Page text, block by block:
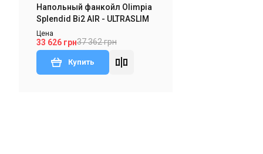
Напольный фанкойл Olimpia
Splendid Bi2 AIR - ULTRASLIM
Цена
33 626 грн37 362 грн
Купить